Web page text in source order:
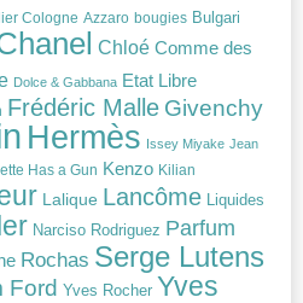
Cologne Azzaro bougies Bulgari
Chloé Comme des
Dolce & Gabbana Etat Libre
Frédéric Malle Givenchy
Hermès Issey Miyake Jean
Has a Gun Kenzo Kilian
Lalique Lancôme
Liquides
Narciso Rodriguez Parfum
Rochas Serge Lutens
Ford Yves Rocher Yves